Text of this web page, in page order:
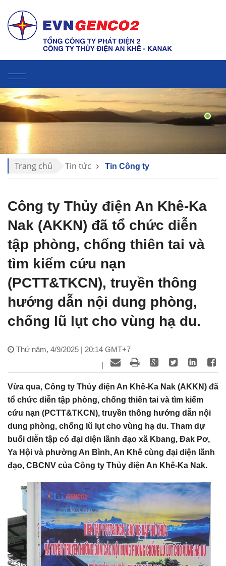
Liên hệ
Trang chủ Tin tức Tin Công ty
Công ty Thủy điện An Khê-Ka
Nak (AKKN) đã tổ chức diễn
tập phòng, chống thiên tai và
tìm kiếm cứu nạn
(PCTT&TKCN), truyền thông
hướng dẫn nội dung phòng,
chống lũ lụt cho vùng hạ du.
Thứ năm, 4/9/2025 | 20:14 GMT+7
|
Vừa qua, Công ty Thủy điện An Khê-Ka Nak (AKKN) đã
tổ chức diễn tập phòng, chống thiên tai và tìm kiếm
cứu nạn (PCTT&TKCN), truyền thông hướng dẫn nội
dung phòng, chống lũ lụt cho vùng hạ du. Tham dự
buổi diễn tập có đại diện lãnh đạo xã Kbang, Đak Pơ,
Ya Hội và phường An Bình, An Khê cùng đại diện lãnh
đạo, CBCNV của Công ty Thủy điện An Khê-Ka Nak.